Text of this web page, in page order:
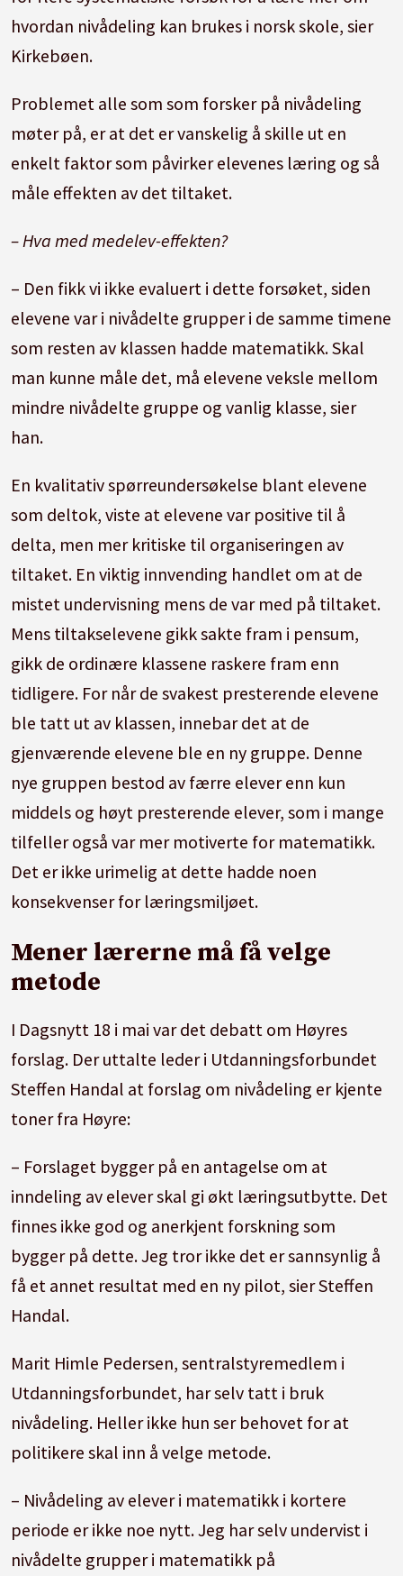
hvordan nivådeling kan brukes i norsk skole, sier
Kirkebøen.
Problemet alle som som forsker på nivådeling
møter på, er at det er vanskelig å skille ut en
enkelt faktor som påvirker elevenes læring og så
måle effekten av det tiltaket.
– Hva med medelev-effekten?
– Den fikk vi ikke evaluert i dette forsøket, siden
elevene var i nivådelte grupper i de samme timene
som resten av klassen hadde matematikk. Skal
man kunne måle det, må elevene veksle mellom
mindre nivådelte gruppe og vanlig klasse, sier
han.
En kvalitativ spørreundersøkelse blant elevene
som deltok, viste at elevene var positive til å
delta, men mer kritiske til organiseringen av
tiltaket. En viktig innvending handlet om at de
mistet undervisning mens de var med på tiltaket.
Mens tiltakselevene gikk sakte fram i pensum,
gikk de ordinære klassene raskere fram enn
tidligere. For når de svakest presterende elevene
ble tatt ut av klassen, innebar det at de
gjenværende elevene ble en ny gruppe. Denne
nye gruppen bestod av færre elever enn kun
middels og høyt presterende elever, som i mange
tilfeller også var mer motiverte for matematikk.
Det er ikke urimelig at dette hadde noen
konsekvenser for læringsmiljøet.
Mener lærerne må få velge
metode
I Dagsnytt 18 i mai var det debatt om Høyres
forslag. Der uttalte leder i Utdanningsforbundet
Steffen Handal at forslag om nivådeling er kjente
toner fra Høyre:
– Forslaget bygger på en antagelse om at
inndeling av elever skal gi økt læringsutbytte. Det
finnes ikke god og anerkjent forskning som
bygger på dette. Jeg tror ikke det er sannsynlig å
få et annet resultat med en ny pilot, sier Steffen
Handal.
Marit Himle Pedersen, sentralstyremedlem i
Utdanningsforbundet, har selv tatt i bruk
nivådeling. Heller ikke hun ser behovet for at
politikere skal inn å velge metode.
– Nivådeling av elever i matematikk i kortere
periode er ikke noe nytt. Jeg har selv undervist i
nivådelte grupper i matematikk på